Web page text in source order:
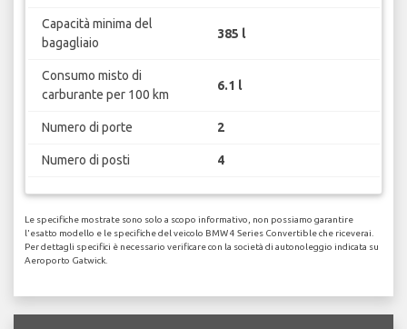
Capacità minima del
bagagliaio
385 l
Consumo misto di
carburante per 100 km
6.1 l
Numero di porte 2
Numero di posti 4
Le specifiche mostrate sono solo a scopo informativo, non possiamo garantire
l'esatto modello e le specifiche del veicolo BMW 4 Series Convertible che riceverai.
Per dettagli specifici è necessario verificare con la società di autonoleggio indicata su
Aeroporto Gatwick.